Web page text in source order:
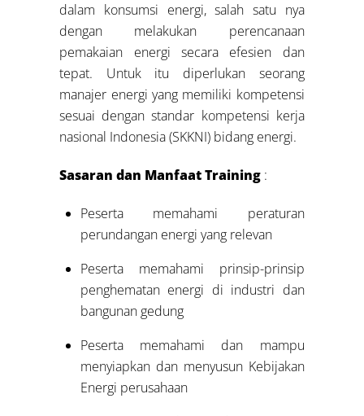
dalam konsumsi energi, salah satu nya
dengan melakukan perencanaan
pemakaian energi secara efesien dan
tepat. Untuk itu diperlukan seorang
manajer energi yang memiliki kompetensi
sesuai dengan standar kompetensi kerja
nasional Indonesia (SKKNI) bidang energi.
Sasaran dan Manfaat Training :
Peserta memahami peraturan
perundangan energi yang relevan
Peserta memahami prinsip-prinsip
penghematan energi di industri dan
bangunan gedung
Peserta memahami dan mampu
menyiapkan dan menyusun Kebijakan
Energi perusahaan